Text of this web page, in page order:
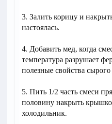
3. Залить корицу и
настоялась.
4. Добавить мед, когда
температура разрушает
полезные свойства
5. Пить 1/2 часть смеси
половину накрыть
холодильник.